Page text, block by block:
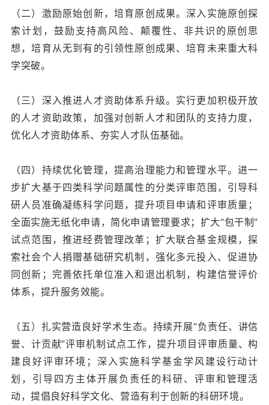
（二）激励原始创新，培育原创成果。深入实施原创探
索计划，鼓励支持高风险、颠覆性、非共识的原创思
想，培育从无到有的引领性原创成果、培育未来重大科
学突破。
（三）深入推进人才资助体系升级。实行更加积极开放
的人才资助政策，加强对创新人才和团队的支持力度，
优化人才资助体系、夯实人才队伍基础。
（四）持续优化管理，提高治理能力和管理水平。进一
步扩大基于四类科学问题属性的分类评审范围，引导科
研人员准确凝练科学问题，提升项目申请和评审质量；
全面实施无纸化申请，简化申请管理要求；扩大“包干制”
试点范围，推进经费管理改革；扩大联合基金规模，探
索社会个人捐赠基础研究机制，强化多元投入、促进协
同创新；完善依托单位准入和退出机制，构建信誉评价
体系，提升服务效能。
（五）扎实营造良好学术生态。持续开展“负责任、讲信
誉、计贡献”评审机制试点工作，提升项目评审质量、构
建良好评审环境；深入实施科学基金学风建设行动计
划，引导四方主体开展负责任的科研、评审和管理活
动，提倡良好科学文化、营造有利于创新的科研环境。